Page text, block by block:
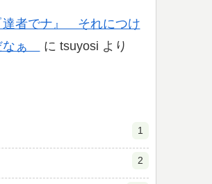
者でナ』 それにつけ
なぁ
に tsuyosi より
1
2